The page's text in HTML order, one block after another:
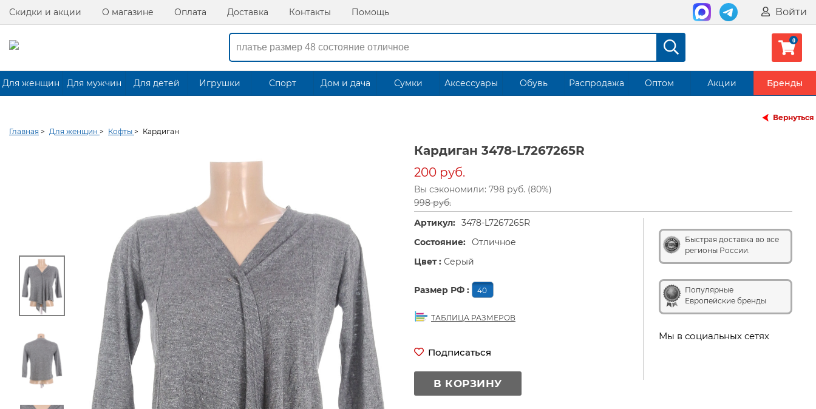
Скидки и акции О магазине Оплата Доставка Контакты Помощь Войти
Для женщин Для мужчин Для детей Игрушки Спорт Дом и дача Сумки Аксессуары Обувь Распродажа Оптом Акции Бренды
Вернуться
Главная > Для женщин > Кофты > Кардиган
Кардиган 3478-L7267265R
200 руб.
Вы сэкономили: 798 руб. (80%)
998 руб.
Быстрая доставка во все
регионы России.
Популярные
Европейские бренды
Мы в социальных сетях
Артикул: 3478-L7267265R
Состояние: Отличное
Цвет : Серый
Размер РФ : 40
ТАБЛИЦА РАЗМЕРОВ
Подписаться
В КОРЗИНУ